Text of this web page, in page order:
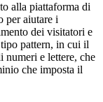
alla piattaforma di
per aiutare i
dei visitatori e
pattern, in cui il
numeri e lettere, che
che imposta il